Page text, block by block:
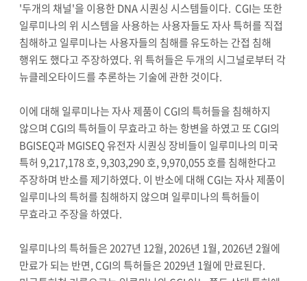
'두개의 채널'을 이용한 DNA 시퀀싱 시스템들이다. CGI는 또한
일루미나의 위 시스템을 사용하는 사용자들도 자사 특허를 직접
침해하고 일루미나는 사용자들의 침해를 유도하는 간접 침해
행위도 했다고 주장하였다. 위 특허들은 두개의 시그널로부터 각
뉴클레오타이드를 추론하는 기술에 관한 것이다.
이에 대해 일루미나는 자사 제품이 CGI의 특허들을 침해하지
않으며 CGI의 특허들이 무효라고 하는 항변을 하였고 또 CGI의
BGISEQ과 MGISEQ 유전자 시퀀싱 장비들이 일루미나의 미국
특허 9,217,178 호, 9,303,290 호, 9,970,055 호를 침해한다고
주장하며 반소를 제기하였다. 이 반소에 대해 CGI는 자사 제품이
일루미나의 특허를 침해하지 않으며 일루미나의 특허들이
무효라고 주장을 하였다.
일루미나의 특허들은 2027년 12월, 2026년 1월, 2026년 2월에
만료가 되는 반면, CGI의 특허들은 2029년 1월에 만료된다.